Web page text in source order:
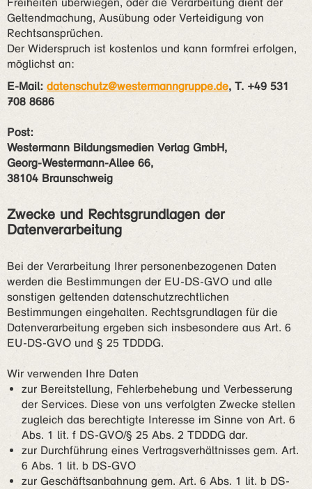
Geltendmachung, Ausübung oder Verteidigung von
Rechtsansprüchen.
Der Widerspruch ist kostenlos und kann formfrei erfolgen,
möglichst an:
E-Mail: datenschutz@westermanngruppe.de, T. +49 531
708 8686
Post:
Westermann Bildungsmedien Verlag GmbH,
Georg-Westermann-Allee 66,
38104 Braunschweig
Zwecke und Rechtsgrundlagen der
Datenverarbeitung
Bei der Verarbeitung Ihrer personenbezogenen Daten
werden die Bestimmungen der EU-DS-GVO und alle
sonstigen geltenden datenschutzrechtlichen
Bestimmungen eingehalten. Rechtsgrundlagen für die
Datenverarbeitung ergeben sich insbesondere aus Art. 6
EU-DS-GVO und § 25 TDDDG.
Wir verwenden Ihre Daten
zur Bereitstellung, Fehlerbehebung und Verbesserung
der Services. Diese von uns verfolgten Zwecke stellen
zugleich das berechtigte Interesse im Sinne von Art. 6
Abs. 1 lit. f DS-GVO/§ 25 Abs. 2 TDDDG dar.
zur Durchführung eines Vertragsverhältnisses gem. Art.
6 Abs. 1 lit. b DS-GVO
zur Geschäftsanbahnung gem. Art. 6 Abs. 1 lit. b DS-